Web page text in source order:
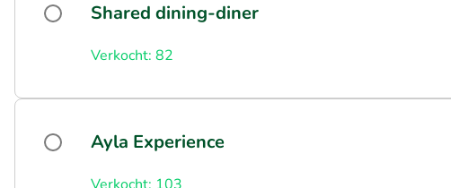
Shared dining-diner
Verkocht: 82
Ayla Experience